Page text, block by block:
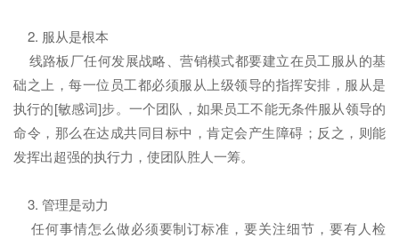
2. 服从是根本
线路板厂任何发展战略、营销模式都要建立在员工服从的基
础之上，每一位员工都必须服从上级领导的指挥安排，服从是
执行的[敏感词]步。一个团队，如果员工不能无条件服从领导的
命令，那么在达成共同目标中，肯定会产生障碍；反之，则能
发挥出超强的执行力，使团队胜人一筹。
3. 管理是动力
任何事情怎么做必须要制订标准，要关注细节，要有人检